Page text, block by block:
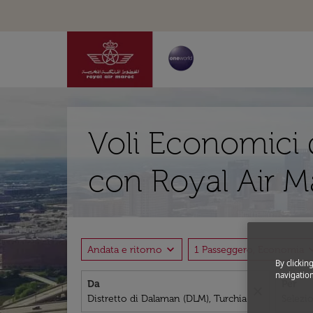
Voli Economici
con Royal Air
Andata e ritorno expand_more 1 Passeggero, Economia
Da Per
By